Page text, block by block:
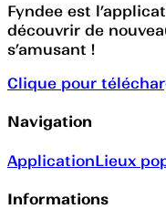
Fyndee est
découvrir de
s’amusant !
Clique pour
Navigation
ApplicationLieux
Informations